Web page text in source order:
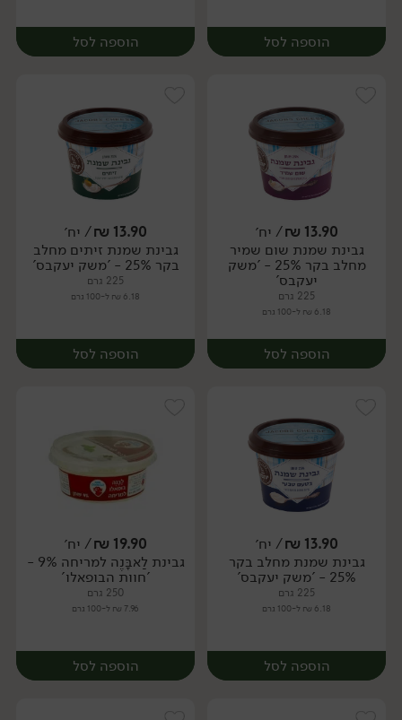
הוספה לסל
יח׳
הוספה לסל
יח׳
13.90
₪/ יח׳
גבינת שמנת שום שמיר
מחלב בקר 25% - 'משק
יעקבס'
225 גרם
6.18 ₪ ל-100 גרם
הוספה לסל
יח׳
13.90
₪/ יח׳
גבינת שמנת זיתים מחלב
בקר 25% - 'משק יעקבס'
225 גרם
6.18 ₪ ל-100 גרם
הוספה לסל
יח׳
13.90
₪/ יח׳
גבינת שמנת מחלב בקר
25% - 'משק יעקבס'
225 גרם
6.18 ₪ ל-100 גרם
הוספה לסל
19.90
₪/ יח׳
גבינת לַאבָּנֶה למריחה 9% -
'חוות הבופאלו'
250 גרם
7.96 ₪ ל-100 גרם
הוספה לסל